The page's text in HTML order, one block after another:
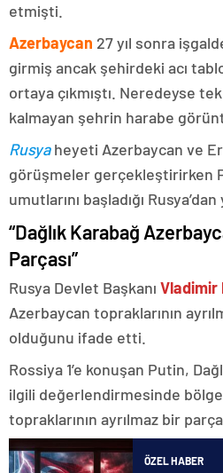
etmişti.
Azerbaycan 27 yıl sonra
girmiş ancak şehirdeki acı
ortaya çıkmıştı. Neredeyse
kalmayan şehrin harabe
Rusyaheyeti Azerbaycan ve
görüşmeler gerçekleştirirken
umutlarını başladığı
“Dağlık Karabağ
Parçası”
Rusya Devlet Başkanı Vladimir
Azerbaycan topraklarının
olduğunu ifade etti.
Rossiya 1’e konuşan Putin,
ilgili değerlendirmesinde
topraklarının ayrılmaz bir
ÖZEL HABER